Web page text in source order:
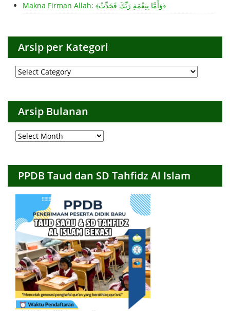
Makna Firman Allah: ﴾وَأَمَّا بِنِعْمَةِ رَبِّكَ فَحَدِّثْ﴿
Arsip per Kategori
Arsip
per
Arsip Bulanan
Arsip
Bulanan
PPDB Taud dan SD Tahfidz Al Islam